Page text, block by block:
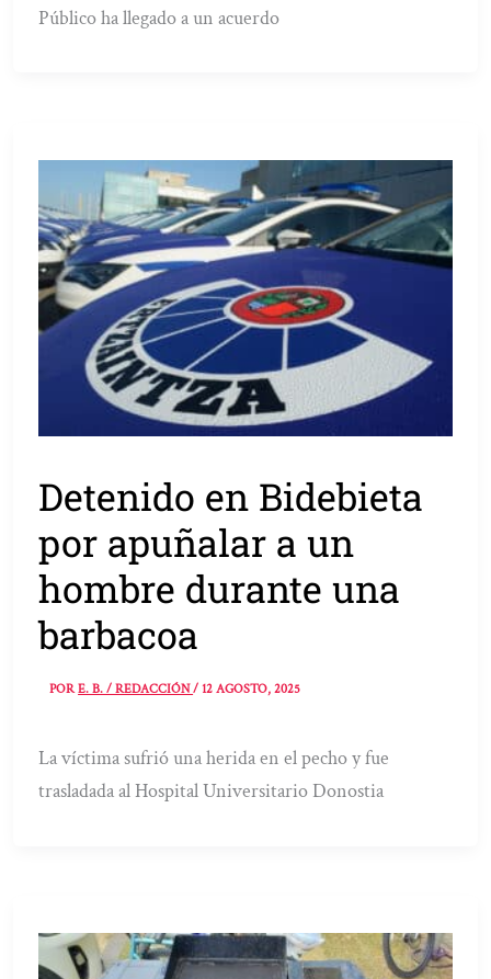
Público ha llegado a un acuerdo
Detenido en Bidebieta
por apuñalar a un
hombre durante una
barbacoa
PORE. B. / REDACCIÓN/12 AGOSTO, 2025
La víctima sufrió una herida en el pecho y fue
trasladada al Hospital Universitario Donostia